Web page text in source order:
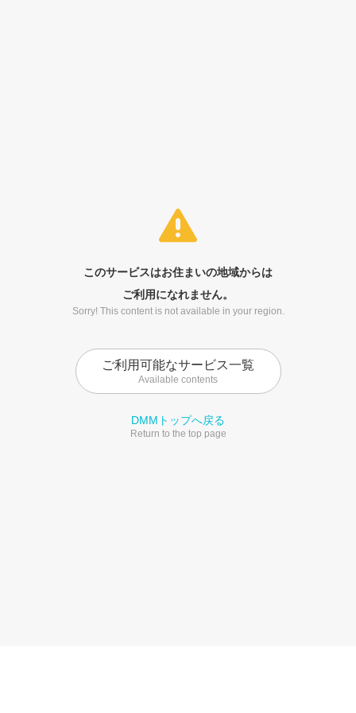
このサービスはお住まいの地域からは
ご利用になれません。
Sorry! This content is not available in your region.
ご利用可能なサービス一覧
Available contents
DMMトップへ戻る
Return to the top page